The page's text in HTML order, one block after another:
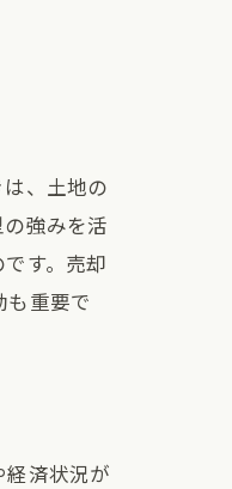
、土地の
強みを活
す。売却
重要で
済状況が